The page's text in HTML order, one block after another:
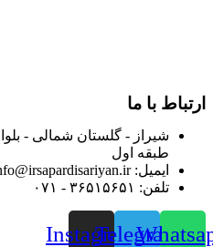
ارتباط با ما
شیراز - گلستان شمالی -
طبقه اول
ایمیل: info@irsapardisariyan.ir
تلفن: ۳۶۵۱۵۶۵۱ - ۰۷۱
Telegram
Instagram